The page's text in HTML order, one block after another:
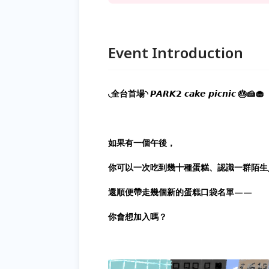
Event Introduction
◟全台首場◝ 𝙋𝘼𝙍𝙆𝟮 𝙘𝙖𝙠𝙚 𝙥𝙞𝙘𝙣𝙞𝙘 🎂🍰🧁
如果有一個午後，
你可以一次吃到幾十種蛋糕、認識一群陌
還順便帶走幾個新的蛋糕口袋名單——
你會想加入嗎？